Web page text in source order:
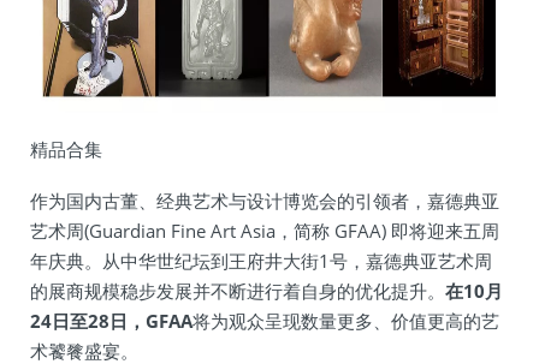
精品合集
作为国内古董、经典艺术与设计博览会的引领者，嘉德典亚
艺术周(Guardian Fine Art Asia，简称 GFAA) 即将迎来五周
年庆典。从中华世纪坛到王府井大街1号，嘉德典亚艺术周
的展商规模稳步发展并不断进行着自身的优化提升。 在10月
24日至28日，GFAA将为观众呈现数量更多、价值更高的艺
术饕餮盛宴。